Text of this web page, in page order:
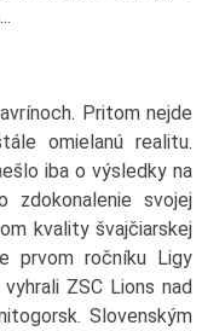
Pritom nejde
omielanú realitu.
iba o výsledky na
zdokonalenie svojej
kvality švajčiarskej
prvom ročníku Ligy
ZSC Lions nad
Slovenským